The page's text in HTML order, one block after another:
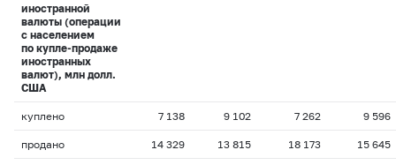
иностранной
валюты (операции
с населением
по купле-продаже
иностранных
валют), млн долл.
США
куплено 7 138 9 102 7 262 9 596
продано 14 329 13 815 18 173 15 645